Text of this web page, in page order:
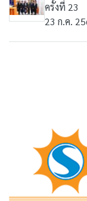
ครั้งที่ 23
23 ก.ค.